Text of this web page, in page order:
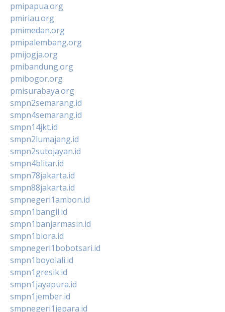
pmipapua.org
pmiriau.org
pmimedan.org
pmipalembang.org
pmijogja.org
pmibandung.org
pmibogor.org
pmisurabaya.org
smpn2semarang.id
smpn4semarang.id
smpn14jkt.id
smpn2lumajang.id
smpn2sutojayan.id
smpn4blitar.id
smpn78jakarta.id
smpn88jakarta.id
smpnegeri1ambon.id
smpn1bangil.id
smpn1banjarmasin.id
smpn1biora.id
smpnegeri1bobotsari.id
smpn1boyolali.id
smpn1gresik.id
smpn1jayapura.id
smpn1jember.id
smpnegeri1jepara.id